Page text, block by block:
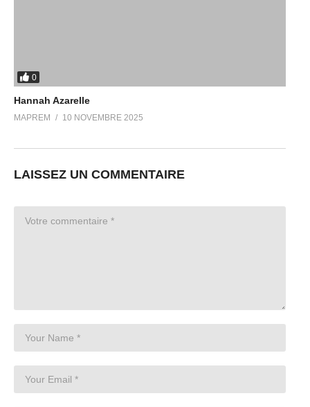
0
Hannah Azarelle
MAPREM 10 NOVEMBRE 2025
LAISSEZ UN COMMENTAIRE